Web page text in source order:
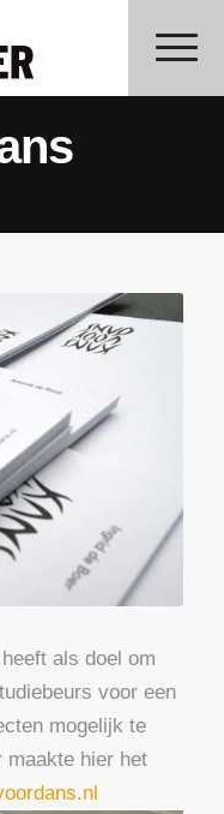
als doel om
voor een
mogelijk te
maakte hier het